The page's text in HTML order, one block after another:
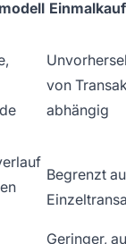
von
abhängig
Begrenzt
Geringer,